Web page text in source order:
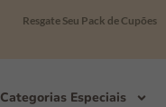
Resgate Seu Pack de Cupões
Categorias Especiais